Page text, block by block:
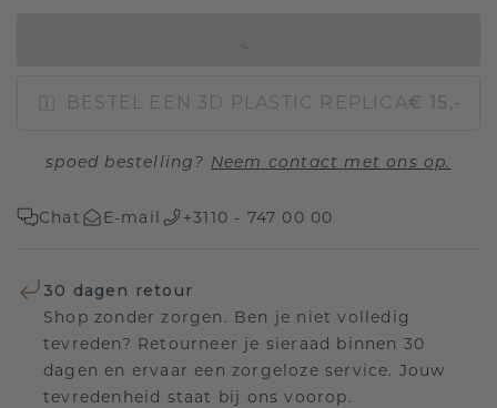
BESTEL EEN 3D PLASTIC REPLICA€ 15,-
spoed bestelling? Neem contact met ons op.
Chat E-mail +3110 - 747 00 00
30 dagen retour
Shop zonder zorgen. Ben je niet volledig
tevreden? Retourneer je sieraad binnen 30
dagen en ervaar een zorgeloze service. Jouw
tevredenheid staat bij ons voorop.